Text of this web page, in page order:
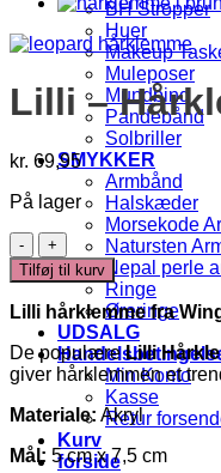
BH Stropper
Huer
Makeup
Muleposer
Mundbind
Pandebånd
Solbriller
SMYKKER
Armbånd
Halskæder
Morsekode
Natursten
Nepal perle
Ringe
Øreringe
UDSALG
Min Konto
Kasse
Retur
Kurv
forside
Lilli –
kr. 69,95
På lager
Lilli
-
Hårklemme
i
leopard
antal
Tilføj til kurv
Lilli hårklemme fra
De populæreLilli
giver hårklemmen et
Materiale: Akryl
Mål: 5 cm x 7,5 cm